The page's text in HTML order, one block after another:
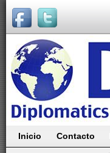
Inicio Contacto